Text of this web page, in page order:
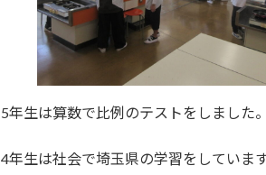
5年生は算数で比例のテストをしました。
4年生は社会で埼玉県の学習をしていま